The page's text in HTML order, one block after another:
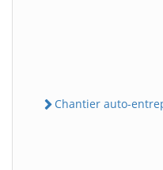
Chantier auto-